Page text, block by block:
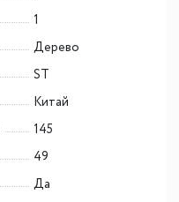
1
Дерево
ST
Китай
145
49
Да